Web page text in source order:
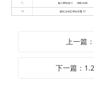
上一篇
下一篇：